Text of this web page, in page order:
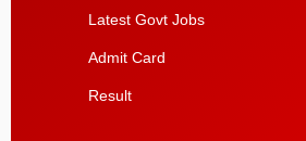
Latest Govt Jobs
Admit Card
Result